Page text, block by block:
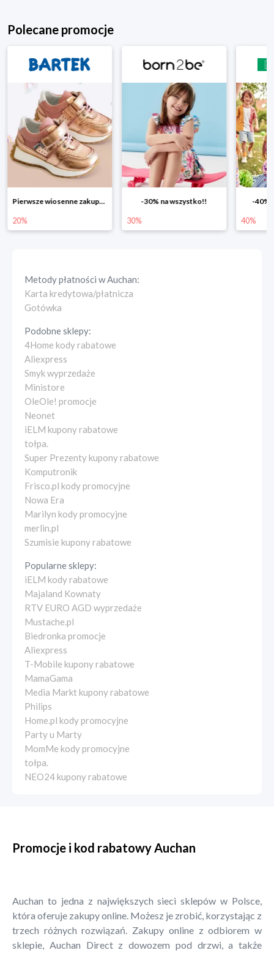
Polecane promocje
Pierwsze wiosenne zakupy -20%
20%
-30% na wszystko!!
30%
-40%
40%
Metody płatności wAuchan:
Karta kredytowa/płatnicza
Gotówka
Podobne sklepy:
4Home kody rabatowe
Aliexpress
Smyk wyprzedaże
Ministore
OleOle! promocje
Neonet
iELM kupony rabatowe
tołpa.
Super Prezenty kupony rabatowe
Komputronik
Frisco.pl kody promocyjne
Nowa Era
Marilyn kody promocyjne
merlin.pl
Szumisie kupony rabatowe
Popularne sklepy:
iELM kody rabatowe
Majaland Kownaty
RTV EURO AGD wyprzedaże
Mustache.pl
Biedronka promocje
Aliexpress
T-Mobile kupony rabatowe
MamaGama
Media Markt kupony rabatowe
Philips
Home.pl kody promocyjne
Party u Marty
MomMe kody promocyjne
tołpa.
NEO24 kupony rabatowe
Promocje i kod rabatowy Auchan
Auchan to jedna z największych sieci sklepów w Polsce,
która oferuje zakupy online. Możesz je zrobić, korzystając z
trzech różnych rozwiązań. Zakupy online z odbiorem w
sklepie, Auchan Direct z dowozem pod drzwi, a także